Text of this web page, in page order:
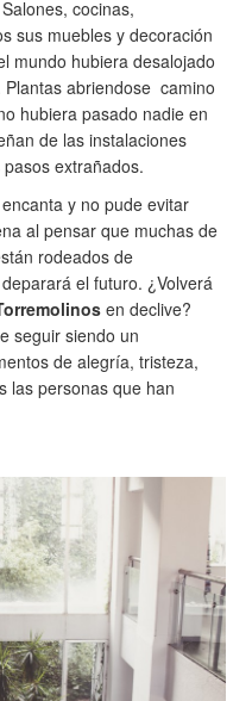
cocinas,
sus muebles y decoración
mundo hubiera desalojado
abriendose camino
hubiera pasado nadie en
de las instalaciones
extrañados.
y no pude evitar
al pensar que muchas de
rodeados de
el futuro. ¿Volverá
en declive?
seguir siendo un
de alegría, tristeza,
las personas que han